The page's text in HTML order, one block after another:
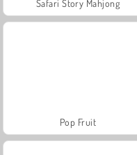
Safari Story Mahjong
Pop Fruit